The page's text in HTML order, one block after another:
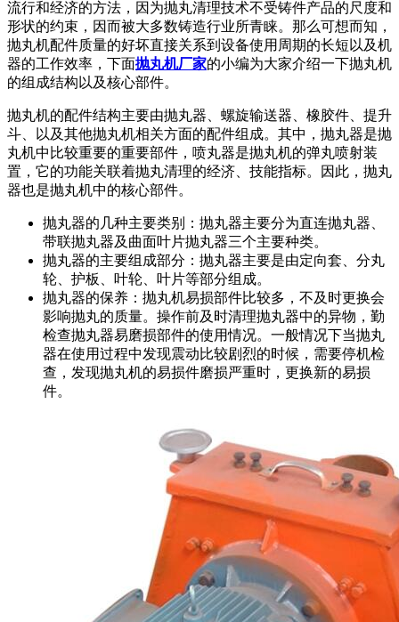
流行和经济的方法，因为抛丸清理技术不受铸件产品的尺度和
形状的约束，因而被大多数铸造行业所青睐。那么可想而知，
抛丸机配件质量的好坏直接关系到设备使用周期的长短以及机
器的工作效率，下面抛丸机厂家的小编为大家介绍一下抛丸机
的组成结构以及核心部件。
抛丸机的配件结构主要由抛丸器、螺旋输送器、橡胶件、提升
斗、以及其他抛丸机相关方面的配件组成。其中，抛丸器是抛
丸机中比较重要的重要部件，喷丸器是抛丸机的弹丸喷射装
置，它的功能关联着抛丸清理的经济、技能指标。因此，抛丸
器也是抛丸机中的核心部件。
抛丸器的几种主要类别：抛丸器主要分为直连抛丸器、
带联抛丸器及曲面叶片抛丸器三个主要种类。
抛丸器的主要组成部分：抛丸器主要是由定向套、分丸
轮、护板、叶轮、叶片等部分组成。
抛丸器的保养：抛丸机易损部件比较多，不及时更换会
影响抛丸的质量。操作前及时清理抛丸器中的异物，勤
检查抛丸器易磨损部件的使用情况。一般情况下当抛丸
器在使用过程中发现震动比较剧烈的时候，需要停机检
查，发现抛丸机的易损件磨损严重时，更换新的易损
件。